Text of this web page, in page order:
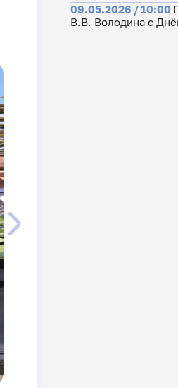
09.05.2026 / 10:00
В.В. Володина с